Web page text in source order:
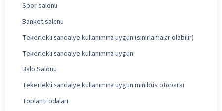
Spor salonu
Banket salonu
Tekerlekli sandalye kullanımına uygun (sınırlamalar olabilir)
Tekerlekli sandalye kullanımına uygun
Balo Salonu
Tekerlekli sandalye kullanımına uygun minibüs otoparkı
Toplantı odaları